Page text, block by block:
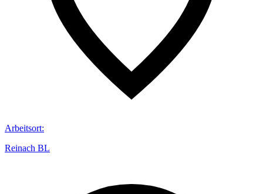
Arbeitsort:
Reinach BL